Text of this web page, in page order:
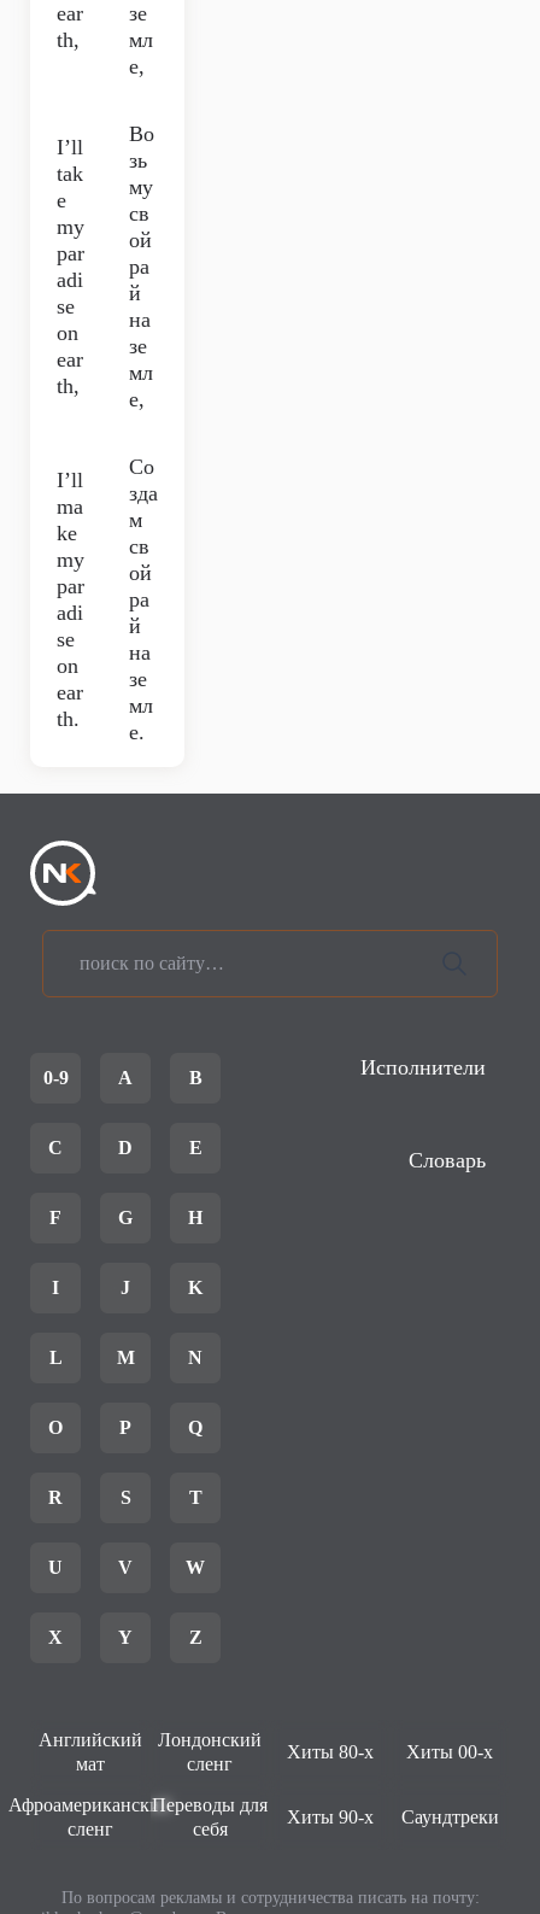
ear
th,
зе
мл
е,
I’ll
tak
e
my
par
adi
se
on
ear
th,
Во
зь
му
св
ой
ра
й
на
зе
мл
е,
I’ll
ma
ke
my
par
adi
se
on
ear
th.
Со
зда
м
св
ой
ра
й
на
зе
мл
е.
0-9 A B
C D E
F G H
I J K
L M N
O P Q
R S T
U V W
X Y Z
Исполнители
Словарь
Английский
мат
Лондонский
сленг
Хиты 80-х Хиты 00-х
Афроамериканский
сленг
Переводы для
себя
Хиты 90-х Саундтреки
По вопросам рекламы и сотрудничества писать на почту: